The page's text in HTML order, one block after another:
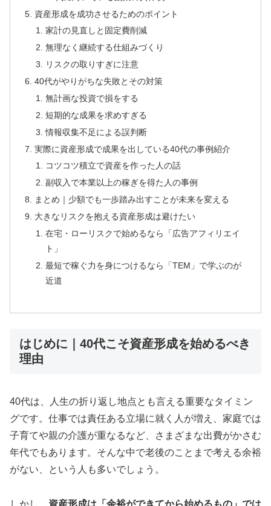
資産形成を成功させるためのポイント
家計の見直しと固定費削減
無理なく継続する仕組みづくり
リスクの取りすぎに注意
40代がやりがちな失敗とその対策
無計画な投資で損をする
短期的な成果を求めすぎる
情報収集不足による誤判断
実際に資産形成で成果を出している40代の事例紹介
コツコツ積立で資産を作った人の話
副収入で本業以上の稼ぎを得た人の事例
まとめ｜少額でも一歩踏み出すことが未来を変える
大きなリスクを抱える資産形成は避けたい
在宅・ローリスクで始めるなら「広告アフィリエイ
ト」
最短で稼ぐ力を身につけるなら「TEM」で学ぶのが
近道
はじめに｜40代こそ資産形成を始めるべき
理由
40代は、人生の折り返し地点とも言える重要なタイミン
グです。仕事では責任ある立場に就く人が増え、家庭では
子育てや親の介護が重なるなど、さまざまな出費がかさむ
年代でもあります。そんな中で老後のことまで考える余裕
がない、という人も多いでしょう。
しかし、 資産形成は「余裕ができてから始めるもの」では